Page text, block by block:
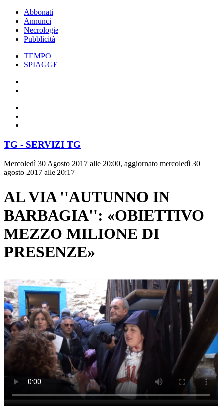
Abbonati
Annunci
Necrologie
Pubblicità
TEMPO
SPIAGGE
TG - SERVIZI TG
Mercoledì 30 Agosto 2017 alle 20:00, aggiornato mercoledì 30
agosto 2017 alle 20:17
AL VIA ''AUTUNNO IN
BARBAGIA'': «OBIETTIVO
MEZZO MILIONE DI
PRESENZE»